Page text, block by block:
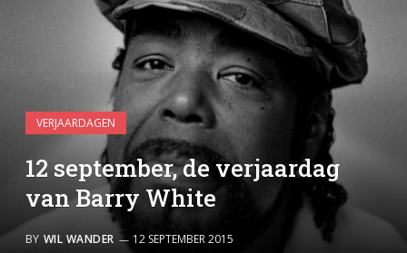
VERJAARDAGEN
12 september, de verjaardag
van Barry White
BY WIL WANDER 12 SEPTEMBER 2015